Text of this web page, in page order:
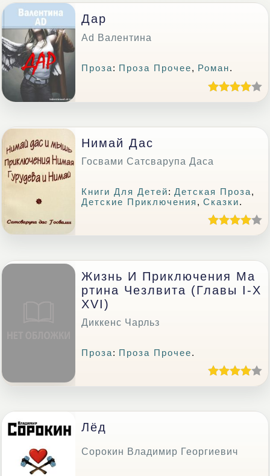
Дар
Ad Валентина
Проза: Проза Прочее, Роман.
Нимай Дас
Госвами Сатсварупа Даса
Книги Для Детей:Детская Проза,
Детские Приключения ,Сказки.
Жизнь И Приключения Ма
Ртина Чезлвита (главы I-X
XVI)
Диккенс Чарльз
Проза: Проза Прочее.
Лёд
Сорокин Владимир Георгиевич